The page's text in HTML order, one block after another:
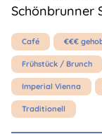
Schönbrunner
Café €€€
Frühstück / Brunch
Imperial Vienna
Traditionell